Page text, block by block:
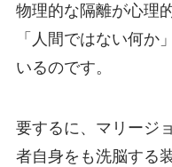
物理的な隔離が心理
「人間ではない何か
いるのです。
要するに、マリージ
者自身をも洗脳する